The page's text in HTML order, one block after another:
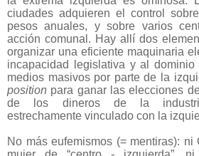
ciudades adquieren el control
pesos anuales, y sobre varios
acción comunal. Hay allí dos
organizar una eficiente maquinaria
incapacidad legislativa y al
medios masivos por parte de la
position para ganar las elecciones
de los dineros de la
estrechamente vinculado con la
No más eufemismos (= mentiras):